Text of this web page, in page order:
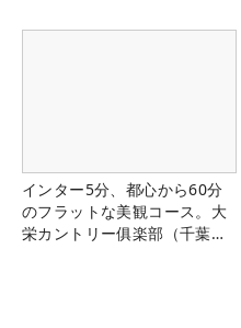
インター5分、都心から60分
のフラットな美観コース。大
栄カントリー俱楽部（千葉